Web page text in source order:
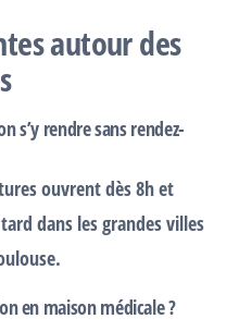
autour des
s’y rendre sans rendez-
ouvrent dès 8het
dans les grandes villes
en maison médicale ?